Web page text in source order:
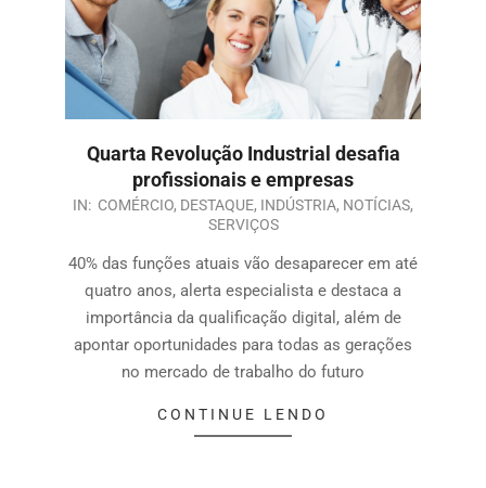
Quarta Revolução Industrial desafia
profissionais e empresas
IN: COMÉRCIO, DESTAQUE, INDÚSTRIA, NOTÍCIAS,
SERVIÇOS
40% das funções atuais vão desaparecer em até
quatro anos, alerta especialista e destaca a
importância da qualificação digital, além de
apontar oportunidades para todas as gerações
no mercado de trabalho do futuro
CONTINUE LENDO